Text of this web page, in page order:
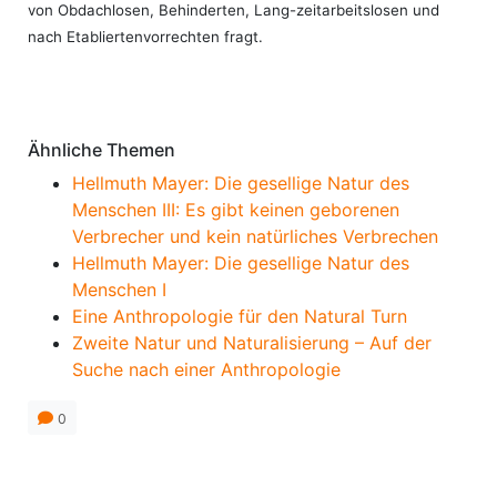
von Obdachlosen, Behinderten, Lang-zeitarbeitslosen und
nach Etabliertenvorrechten fragt.
Ähnliche Themen
Hellmuth Mayer: Die gesellige Natur des
Menschen III: Es gibt keinen geborenen
Verbrecher und kein natürliches Verbrechen
Hellmuth Mayer: Die gesellige Natur des
Menschen I
Eine Anthropologie für den Natural Turn
Zweite Natur und Naturalisierung – Auf der
Suche nach einer Anthropologie
0